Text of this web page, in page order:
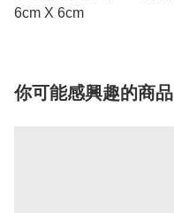
6cm X 6cm
你可能感興趣的商品